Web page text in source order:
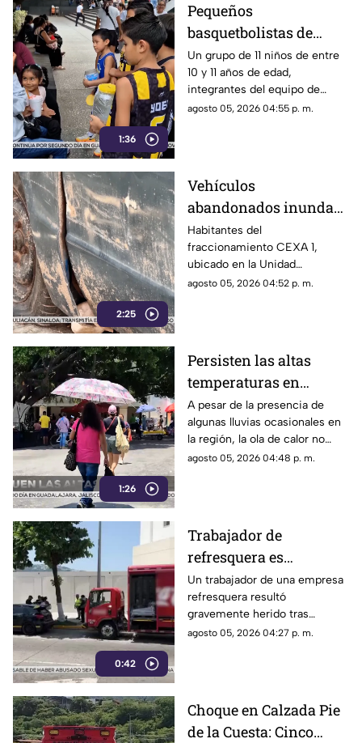
Miguel Alemán.
1:36
Pequeños
basquetbolistas de
Chilpancingo buscan
apoyo para competir en
torneo nacional en
Veracruz
Un grupo de 11 niños de entre
10 y 11 años de edad,
integrantes del equipo de
básquetbol Panteras de
a cabo en Orizaba, Veracruz,
del 19 al 23 de agosto.
agosto 05, 2026 04:55 p. m.
2:25
Vehículos
abandonados inundan
la Unidad Habitacional
Colosio: Vecinos
denuncian foco de
infección e inseguridad
Habitantes del
fraccionamiento CEXA 1,
ubicado en la Unidad
Habitacional Colosio, han
automóviles abandonados en la
vía pública.
agosto 05, 2026 04:52 p. m.
1:26
Persisten las altas
temperaturas en
Guerrero por efecto de
la canícula
A pesar de la presencia de
algunas lluvias ocasionales en
la región, la ola de calor no
cede en el estado de Guerrero.
agosto 05, 2026 04:48 p. m.
0:42
Trabajador de
refresquera es
atropellado en la
Costera Miguel Alemán
Un trabajador de una empresa
refresquera resultó
gravemente herido tras
resbalar de su camión y ser
agosto 05, 2026 04:27 p. m.
Choque en Calzada Pie
de la Cuesta: Cinco